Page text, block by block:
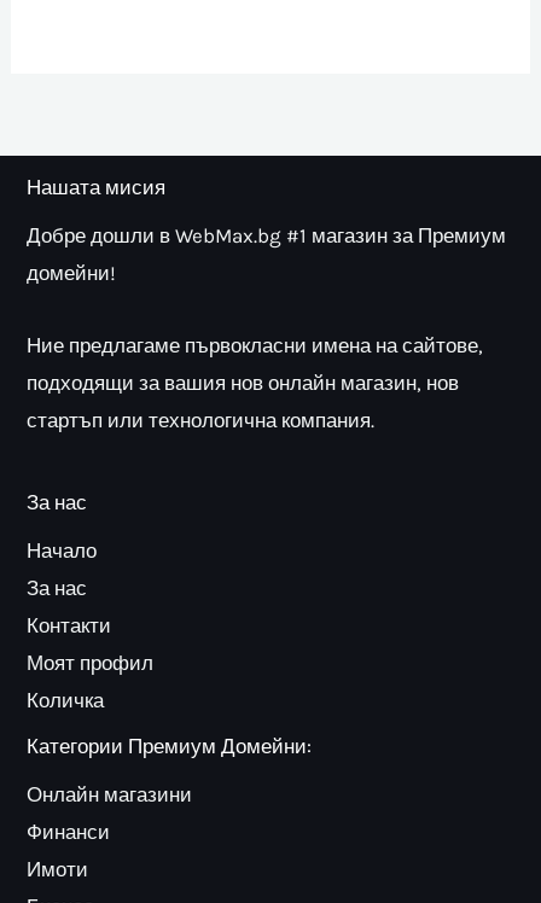
Нашата мисия
Добре дошли в WebMax.bg #1 магазин за Премиум
домейни!
Ние предлагаме първокласни имена на сайтове,
подходящи за вашия нов онлайн магазин, нов
стартъп или технологична компания.
За нас
Начало
За нас
Контакти
Моят профил
Количка
Категории Премиум Домейни:
Онлайн магазини
Финанси
Имоти